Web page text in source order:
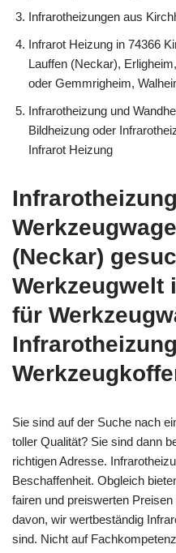
Infrarotheizungen aus
Infrarot Heizung in 74366
Lauffen (Neckar),
oder Gemmrigheim,
Infrarotheizung und
Bildheizung oder
Infrarot Heizung
(Neckar)
Werkzeugwelt
für
Sie sind auf der Suche nach
toller Qualität? Sie sind dann
richtigen Adresse.
Beschaffenheit. Obgleich
fairen und preiswerten
davon, wir wertbeständig
sind. Nicht auf